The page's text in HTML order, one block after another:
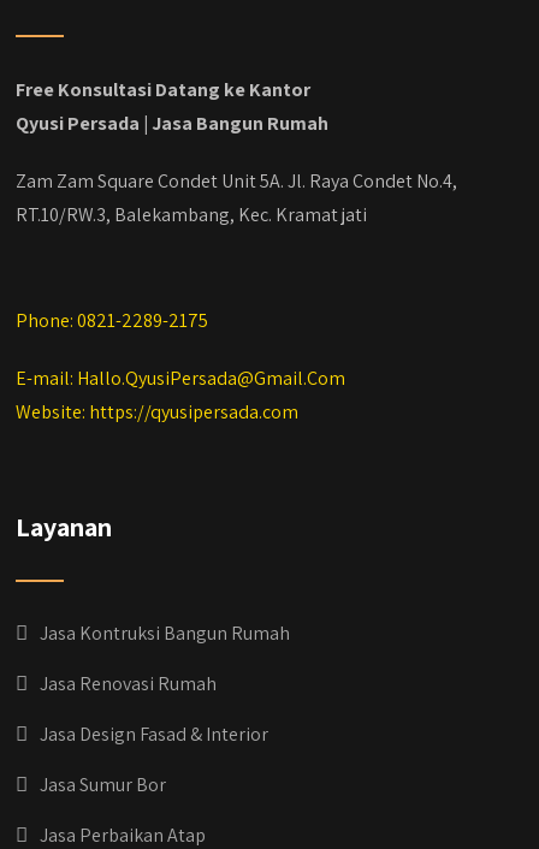
Free Konsultasi Datang ke Kantor
Qyusi Persada | Jasa Bangun Rumah
Zam Zam Square Condet Unit 5A. Jl. Raya Condet No.4,
RT.10/RW.3, Balekambang, Kec. Kramat jati
Phone: 0821-2289-2175
E-mail: Hallo.QyusiPersada@Gmail.Com
Website: https://qyusipersada.com
Layanan
Jasa Kontruksi Bangun Rumah
Jasa Renovasi Rumah
Jasa Design Fasad & Interior
Jasa Sumur Bor
Jasa Perbaikan Atap